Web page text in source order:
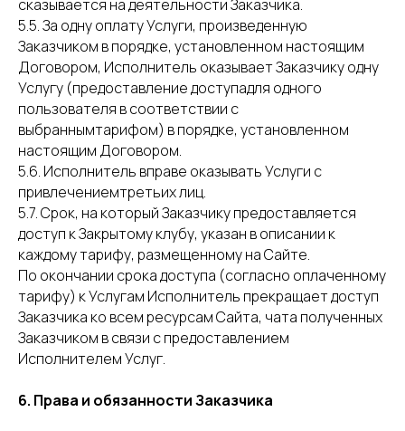
сказывается на деятельности Заказчика.
5.5. За одну оплату Услуги, произведенную
Заказчиком в порядке, установленном настоящим
Договором, Исполнитель оказывает Заказчику одну
Услугу (предоставление доступадля одного
пользователя в соответствии с
выбраннымтарифом) в порядке, установленном
настоящим Договором.
5.6. Исполнитель вправе оказывать Услуги с
привлечениемтретьих лиц.
5.7. Срок, на который Заказчику предоставляется
доступ к Закрытому клубу, указан в описании к
каждому тарифу, размещенному на Сайте.
По окончании срока доступа (согласно оплаченному
тарифу) к Услугам Исполнитель прекращает доступ
Заказчика ко всем ресурсам Сайта, чата полученных
Заказчиком в связи с предоставлением
Исполнителем Услуг.
6. Права и обязанности Заказчика